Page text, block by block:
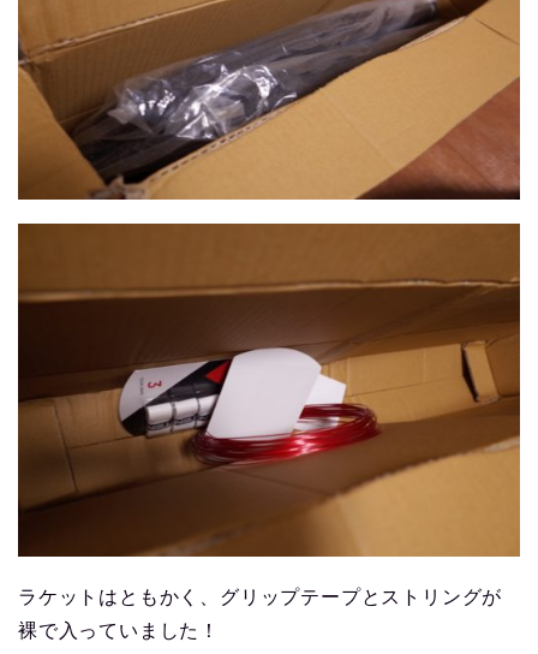
ラケットはともかく、グリップテープとストリングが
裸で入っていました！